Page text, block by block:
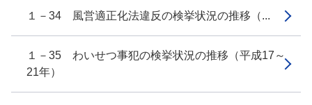
１－34 風営適正化法違反の検挙状況の推移（...
１－35 わいせつ事犯の検挙状況の推移（平成17～
21年）